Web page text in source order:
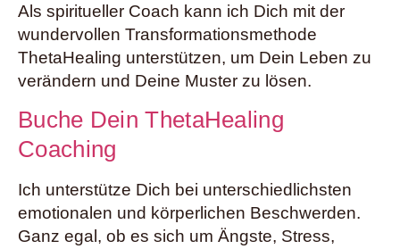
Als spiritueller Coach kann ich Dich mit der
wundervollen Transformationsmethode
ThetaHealing unterstützen, um Dein Leben zu
verändern und Deine Muster zu lösen.
Buche Dein ThetaHealing
Coaching
Ich unterstütze Dich bei unterschiedlichsten
emotionalen und körperlichen Beschwerden.
Ganz egal, ob es sich um Ängste, Stress,